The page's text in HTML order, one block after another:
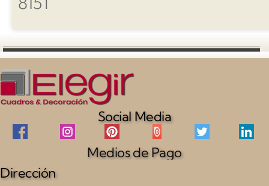
Social Media
Medios de Pago
Dirección